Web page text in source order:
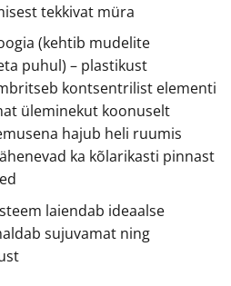
tekkivat müra
(kehtib mudelite
puhul) – plastikust
kontsentrilist elementi
üleminekut koonuselt
hajub heli ruumis
ka kõlarikasti pinnast
laiendab ideaalse
sujuvamat ning